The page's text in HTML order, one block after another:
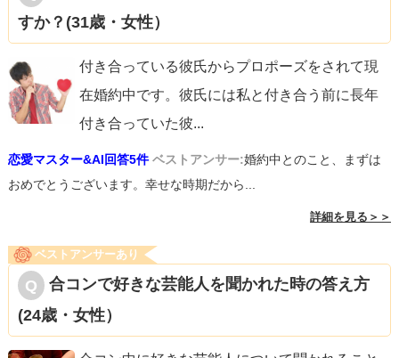
すか？(31歳・女性）
付き合っている彼氏からプロポーズをされて現
在婚約中です。彼氏には私と付き合う前に長年
付き合っていた彼...
恋愛マスター&AI回答5件 ベストアンサー:婚約中とのこと、まずは
おめでとうございます。幸せな時期だから...
詳細を見る＞＞
ベストアンサーあり
合コンで好きな芸能人を聞かれた時の答え方
(24歳・女性）